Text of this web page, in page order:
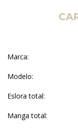
Marca:
Modelo:
Eslora total:
Manga total: